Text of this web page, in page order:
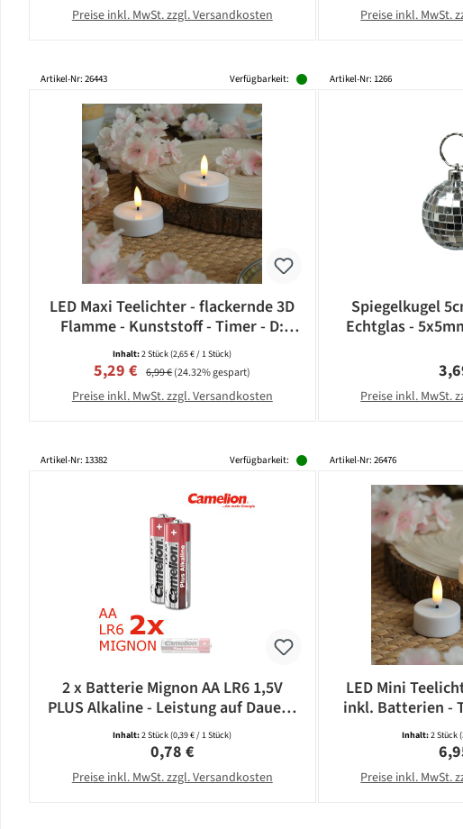
Preise inkl. MwSt. zzgl. Versandkosten Preise inkl. MwSt.
Artikel-Nr: 26443 Verfügbarkeit:
LED Maxi Teelichter - flackernde 3D
Flamme - Kunststoff - Timer - D:
5,8cm - weiß - 2er Set
Inhalt:2 Stück(2,65 € / 1 Stück)
Verkaufspreis:
5,29 € Regulärer Preis:
6,99 €(24.32% gespart)
Preise inkl. MwSt. zzgl. Versandkosten
Artikel-Nr: 1266
Spiegelkugel
Echtglas -
Preise inkl. MwSt.
Artikel-Nr: 13382 Verfügbarkeit:
2 x Batterie Mignon AA LR6 1,5V
PLUS Alkaline - Leistung auf Dauer -
CAMELION
Inhalt:2 Stück(0,39 € / 1 Stück)
Regulärer Preis:
0,78 €
Preise inkl. MwSt. zzgl. Versandkosten
Artikel-Nr: 26476
LED Mini
inkl. Batterien -
weiß -
Inhalt:2 Stück
Preise inkl. MwSt.